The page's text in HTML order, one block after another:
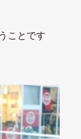
ことです